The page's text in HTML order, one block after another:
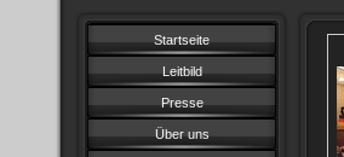
Startseite
Leitbild
Presse
Über uns